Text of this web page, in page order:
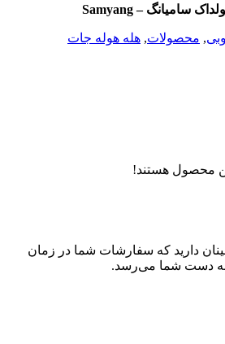
– Samyang
, محصولات, هله هوله جات
محصول هستند!
دارید که سفارشات شما در زمان
به دست شما می‌رسد.